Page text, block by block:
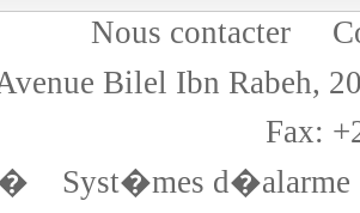
Nous contacter
Bilel Ibn
Fax:
Syst�mes d�alarme